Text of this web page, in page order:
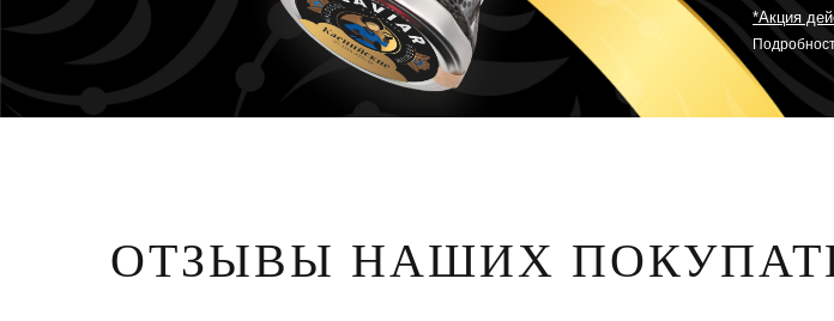
*Акция
ОТЗЫВЫ НАШИХ